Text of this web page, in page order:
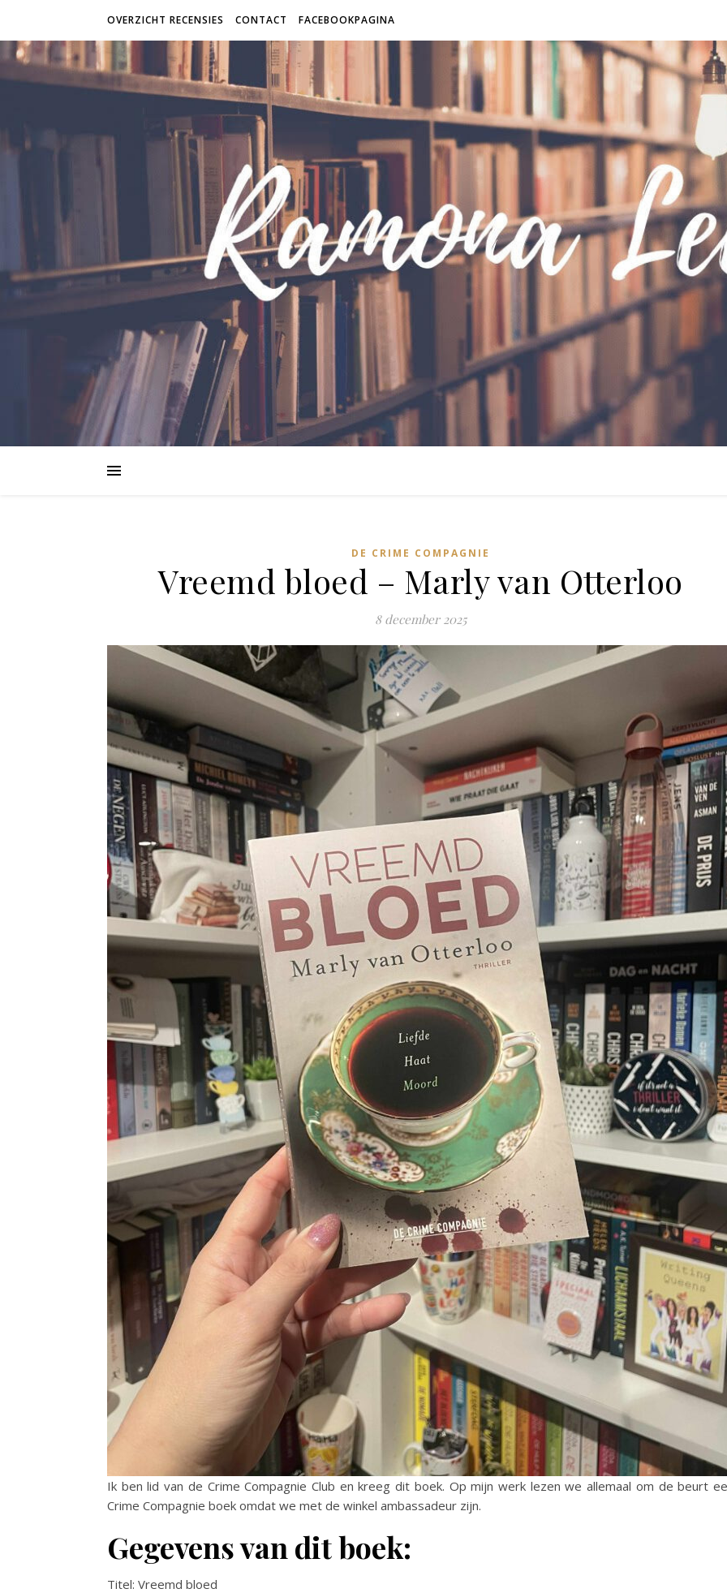
OVERZICHT RECENSIES CONTACT FACEBOOKPAGINA
DE CRIME COMPAGNIE
Vreemd bloed – Marly van Otterloo
8 december 2025
Ik ben lid van de Crime Compagnie Club en kreeg dit boek. Op mijn werk lezen we allemaal om de beurt
Crime Compagnie boek omdat we met de winkel ambassadeur zijn.
Gegevens van dit boek:
Titel: Vreemd bloed